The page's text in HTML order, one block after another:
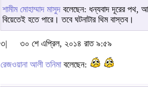
শামীম মোহাম্মাদ মাসুদ বলেছেন: ধন্যবাদ দূরের পথ,
বিয়েতেই হতে পারে। তবে ঘটনাটার থিম বাস্তব।
৩| ৩০ শে এপ্রিল, ২০১৪ রাত ৯:৫৯
রেজওয়ানা আলী তনিমাবলেছেন: